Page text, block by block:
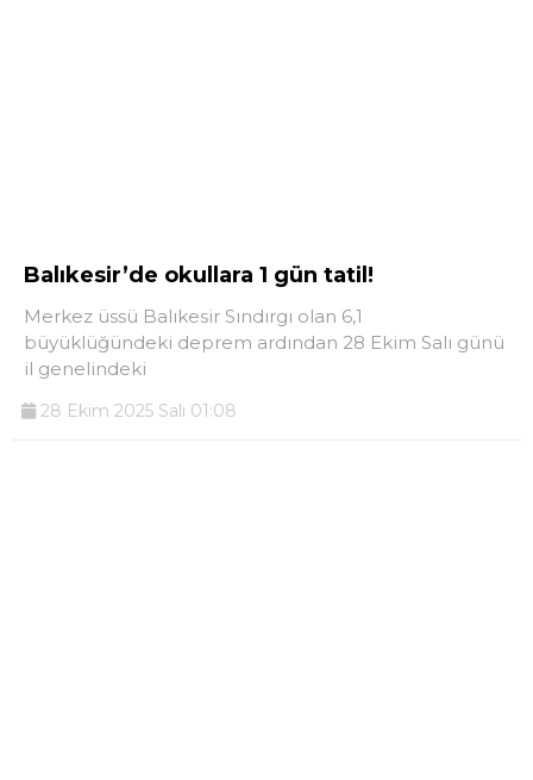
Balıkesir’de okullara 1 gün tatil!
Merkez üssü Balıkesir Sındırgı olan 6,1
büyüklüğündeki deprem ardından 28 Ekim Salı günü
il genelindeki
28 Ekim 2025 Salı 01:08